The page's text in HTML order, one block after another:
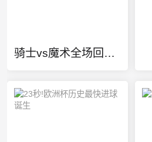
骑士vs魔术全场回放录像